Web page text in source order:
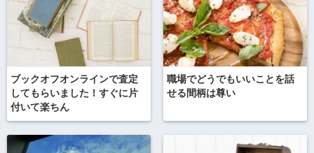
ブックオフオンラインで査定
してもらいました！すぐに片
付いて楽ちん
職場でどうでもいいことを話
せる間柄は尊い